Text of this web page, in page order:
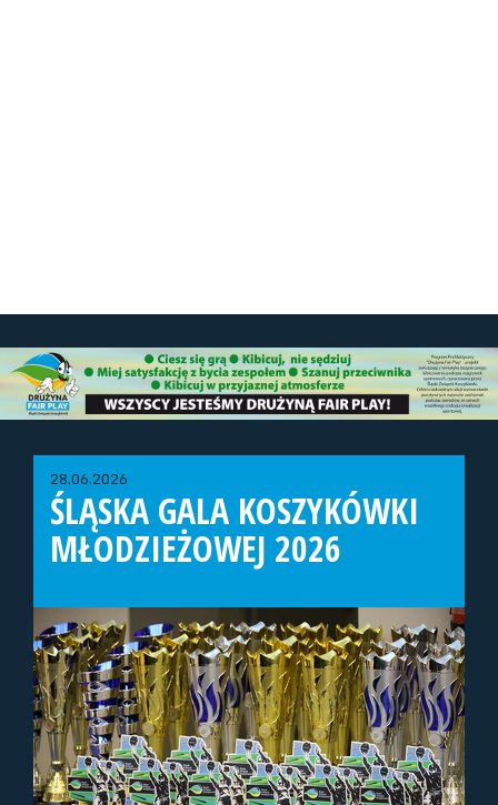
28.06.2026
ŚLĄSKA GALA KOSZYKÓWKI
MŁODZIEŻOWEJ 2026